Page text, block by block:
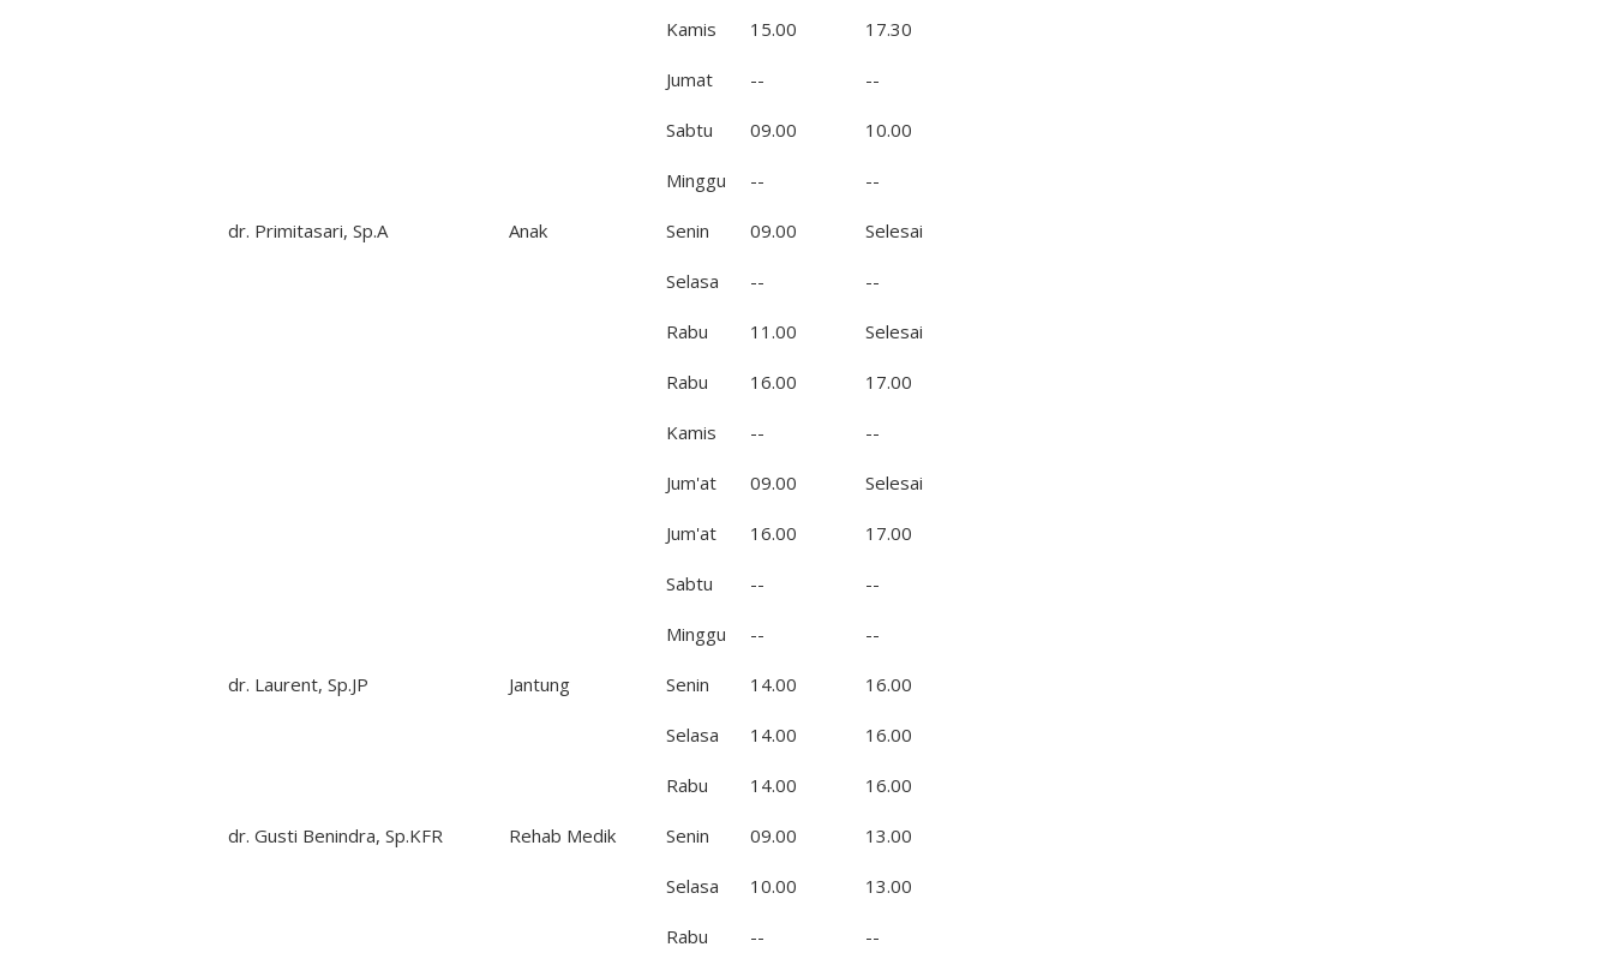
Kamis 15.00 17.30
Jumat -- --
Sabtu 09.00 10.00
Minggu -- --
dr. Primitasari, Sp.A Anak Senin 09.00 Selesai
Selasa -- --
Rabu 11.00 Selesai
Rabu 16.00 17.00
Kamis -- --
Jum'at 09.00 Selesai
Jum'at 16.00 17.00
Sabtu -- --
Minggu -- --
dr. Laurent, Sp.JP Jantung Senin 14.00 16.00
Selasa 14.00 16.00
Rabu 14.00 16.00
dr. Gusti Benindra, Sp.KFR Rehab Medik Senin 09.00 13.00
Selasa 10.00 13.00
Rabu -- --